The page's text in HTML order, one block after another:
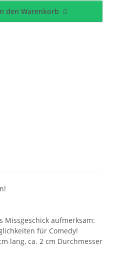
den Warenkorb
Missgeschick aufmerksam:
für Comedy!
lang, ca. 2 cm Durchmesser